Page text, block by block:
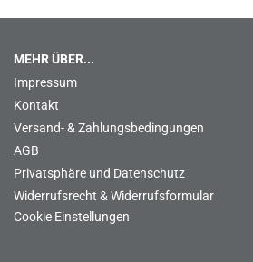
MEHR ÜBER...
Impressum
Kontakt
Versand- & Zahlungsbedingungen
AGB
Privatsphäre und Datenschutz
Widerrufsrecht & Widerrufsformular
Cookie Einstellungen